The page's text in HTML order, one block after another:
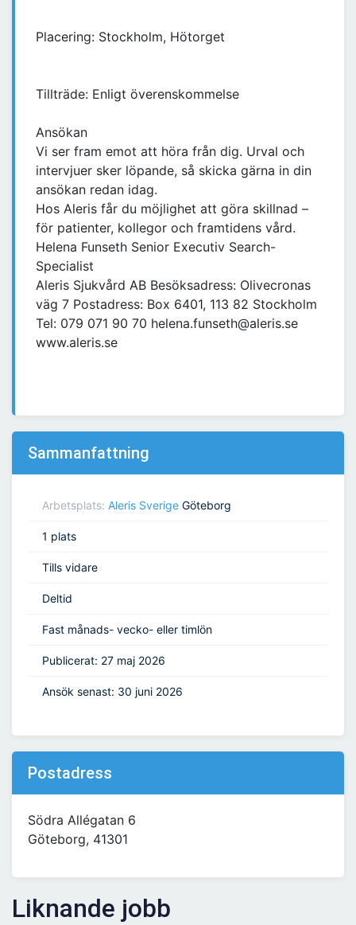
Placering: Stockholm, Hötorget
Tillträde: Enligt överenskommelse
Ansökan
Vi ser fram emot att höra från dig. Urval och
intervjuer sker löpande, så skicka gärna in din
ansökan redan idag.
Hos Aleris får du möjlighet att göra skillnad –
för patienter, kollegor och framtidens vård.
Helena Funseth Senior Executiv Search-
Specialist
Aleris Sjukvård AB Besöksadress: Olivecronas
väg 7 Postadress: Box 6401, 113 82 Stockholm
Tel: 079 071 90 70 helena.funseth@aleris.se
www.aleris.se
Sammanfattning
Arbetsplats: Aleris Sverige Göteborg
1 plats
Tills vidare
Deltid
Fast månads- vecko- eller timlön
Publicerat: 27 maj 2026
Ansök senast: 30 juni 2026
Postadress
Södra Allégatan 6
Göteborg, 41301
Liknande jobb